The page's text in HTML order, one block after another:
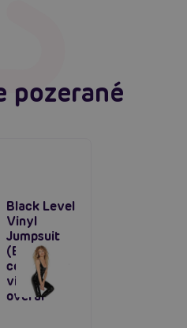
pozerané
Black Level
Vinyl
Jumpsuit
(Black),
celotelový
vinylový
overal